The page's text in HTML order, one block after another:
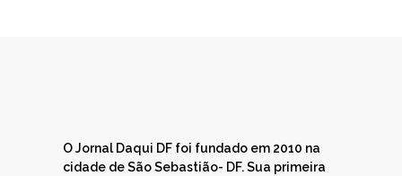
O Jornal Daqui DF foi fundado em 2010 na
cidade de São Sebastião- DF. Sua primeira